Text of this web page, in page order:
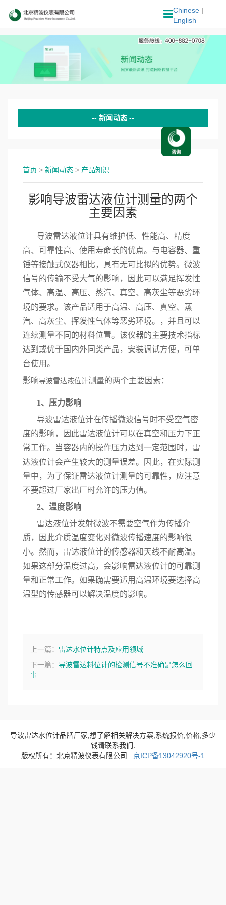
Chinese |
English
新闻动态
产品知识
首页 > 新闻动态 > 产品知识
影响导波雷达液位计测量的两个
主要因素
导波雷达液位计具有维护低、性能高、精度
高、可靠性高、使用寿命长的优点。与电容器、重
锤等接触式仪器相比，具有无可比拟的优势。微波
信号的传输不受大气的影响，因此可以满足挥发性
气体、高温、高压、蒸汽、真空、高灰尘等恶劣环
境的要求。该产品适用于高温、高压、真空、蒸
汽、高灰尘、挥发性气体等恶劣环境。，并且可以
连续测量不同的材料位置。该仪器的主要技术指标
达到或优于国内外同类产品，安装调试方便，可单
台使用。
影响导波雷达液位计测量的两个主要因素：
1、压力影响
导波雷达液位计在传播微波信号时不受空气密
度的影响，因此雷达液位计可以在真空和压力下正
常工作。当容器内的操作压力达到一定范围时，雷
达液位计会产生较大的测量误差。因此，在实际测
量中，为了保证雷达液位计测量的可靠性，应注意
不要超过厂家出厂时允许的压力值。
2、温度影响
雷达液位计发射微波不需要空气作为传播介
质，因此介质温度变化对微波传播速度的影响很
小。然而，雷达液位计的传感器和天线不耐高温。
如果这部分温度过高，会影响雷达液位计的可靠测
量和正常工作。如果确需要适用高温环境要选择高
温型的传感器可以解决温度的影响。
上一篇： 雷达水位计特点及应用领域
下一篇： 导波雷达料位计的检测信号不准确是怎么回
事
导波雷达水位计品牌厂家,想了解相关解决方案,系统报价,价格,多少
钱请联系我们.
版权所有：北京精波仪表有限公司 京ICP备13042920号-1